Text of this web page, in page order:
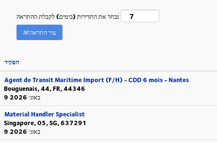
בחר את התדירות (בימים) לקבלת ההתראה:
צור התראה
תפקיד
Agent de Transit Maritime Import (F/H) - CDD 6 mois - Nantes
Bouguenais, 44, FR, 44346
9 באוג׳ 2026
Material Handler Specialist
Singapore, 05, SG, 637291
9 באוג׳ 2026